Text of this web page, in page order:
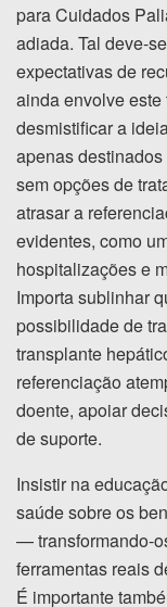
para Cuidados
adiada. Tal deve-
expectativas de
ainda envolve
desmistificar a
apenas
sem opções de
atrasar a
evidentes, como
hospitalizações e
Importa sublinhar
possibilidade de
transplante
referenciação
doente, apoiar
de suporte.
Insistir na
saúde sobre os
— transformando-
ferramentas reais
É importante